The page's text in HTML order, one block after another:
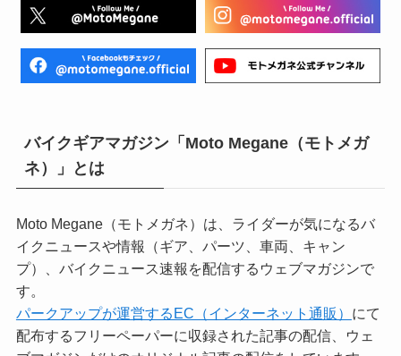
バイクギアマガジン「Moto Megane（モトメガ
ネ）」とは
Moto Megane（モトメガネ）は、ライダーが気になるバ
イクニュースや情報（ギア、パーツ、車両、キャン
プ）、バイクニュース速報を配信するウェブマガジンで
す。
パークアップが運営するEC（インターネット通販） にて
配布するフリーペーパーに収録された記事の配信、ウェ